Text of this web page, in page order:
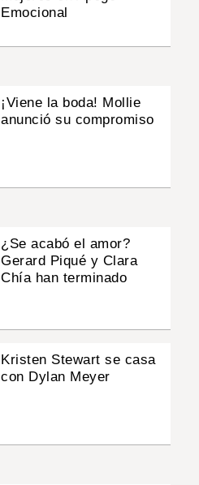
Emocional
¡Viene la boda! Mollie
anunció su compromiso
¿Se acabó el amor?
Gerard Piqué y Clara
Chía han terminado
Kristen Stewart se casa
con Dylan Meyer